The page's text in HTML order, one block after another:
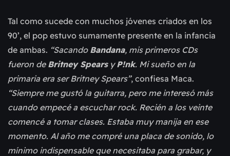
Tal como sucede con muchos jóvenes criados en los
90’, el pop estuvo sumamente presente en la infancia
de ambas. “Sacando Bandana, mis primeros CDs
fueron de Britney SpearsyP!nk. Mi sueño en la
primaria era ser Britney Spears”, confiesa Maca.
“Siempre me gustó la guitarra, pero me interesó más
cuando empecé a escuchar rock. Recién a los veinte
comencé a tomar clases. Estaba muy manija en ese
momento. Al año me compré una placa de sonido, lo
mínimo indispensable que necesitaba para grabar, y